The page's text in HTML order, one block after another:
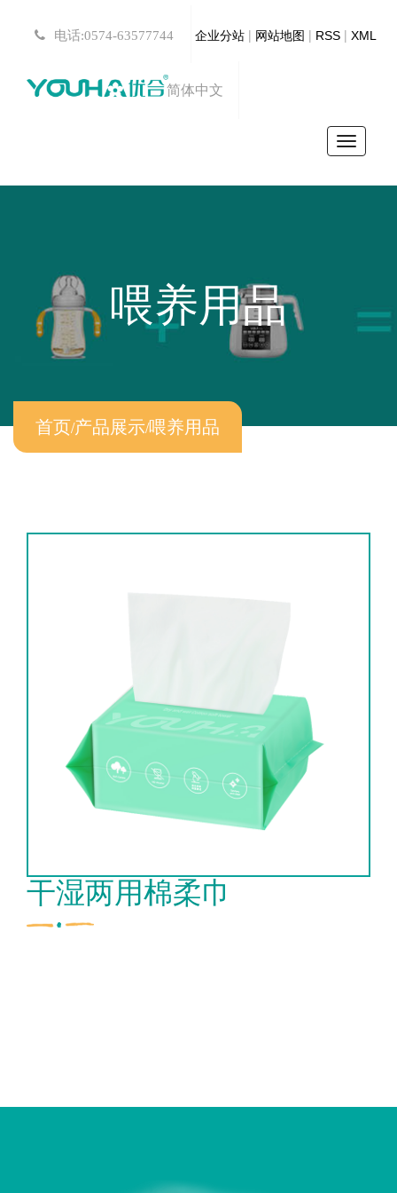
电话:0574-63577744 企业分站 | 网站地图 | RSS | XML
简体中文
Toggle
喂养用品
首页/产品展示/喂养用品
干湿两用棉柔巾